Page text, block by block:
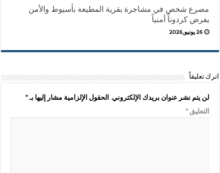
مصرع شخص في مشاجرة بقرية المطيعة بأسيوط والأمن
يفرض كردوناً أمنياً
26 يونيو,2026
اترك تعليقاً
لن يتم نشر عنوان بريدك الإلكتروني. الحقول الإلزامية مشار إليها بـ*
التعليق*